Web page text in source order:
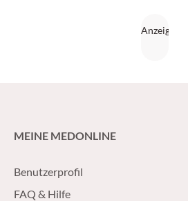
MEINE MEDONLINE
Benutzerprofil
FAQ & Hilfe